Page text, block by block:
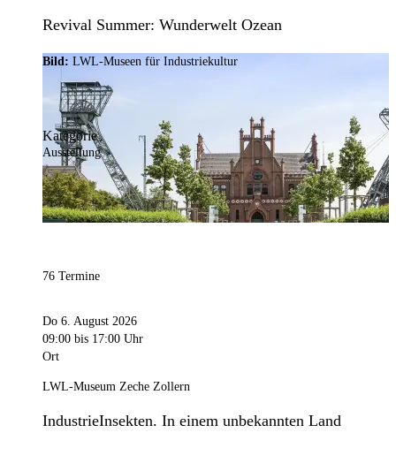
Revival Summer: Wunderwelt Ozean
Bild: LWL-Museen für Industriekultur
Kategorie
Ausstellung
76 Termine
Do 6. August 2026
09:00 bis 17:00 Uhr
Ort
LWL-Museum Zeche Zollern
IndustrieInsekten. In einem unbekannten Land